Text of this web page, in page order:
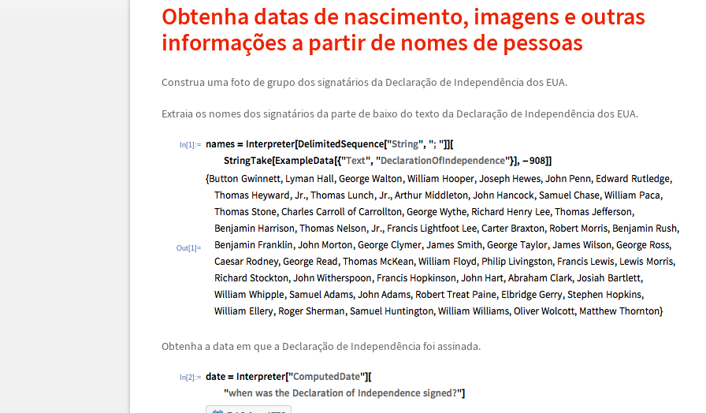
Obtenha datas de nascimento, imagens e outras
informações a partir de nomes de pessoas
Construa uma foto de grupo dos signatários da Declaração de Independência dos EUA.
Extraia os nomes dos signatários da parte de baixo do texto da Declaração de Independência dos EUA.
In[1]:=
Out[1]=
Obtenha a data em que a Declaração de Independência foi assinada.
In[2]:=